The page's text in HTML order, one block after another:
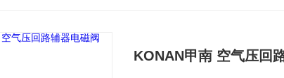
KONAN甲南 空气压回